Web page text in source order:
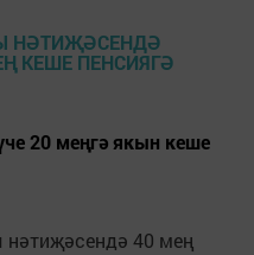
20 меңгә якын кеше
40 мең